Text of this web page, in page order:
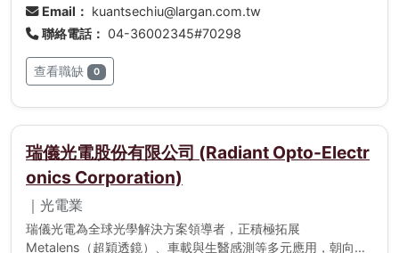
Email： kuantsechiu@largan.com.tw
聯絡電話： 04-36002345#70298
查看職缺 0
瑞儀光電股份有限公司 (Radiant Opto-Electr
onics Corporation)
｜光電業
瑞儀光電為全球光學解決方案領導者，正積極拓展
Metalens（超穎透鏡）、車載與生醫感測等多元應用，朝向全